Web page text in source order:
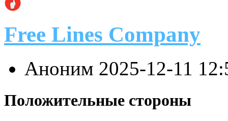
Free Lines Company
Аноним 2025-12-11
Положительные стороны